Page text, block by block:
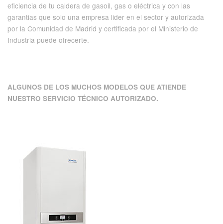
eficiencia de tu caldera de gasoil, gas o eléctrica y con las
garantias que solo una empresa lider en el sector y autorizada
por la Comunidad de Madrid y certificada por el Ministerio de
Industria puede ofrecerte.
ALGUNOS DE LOS MUCHOS MODELOS QUE ATIENDE
NUESTRO SERVICIO TÉCNICO AUTORIZADO.